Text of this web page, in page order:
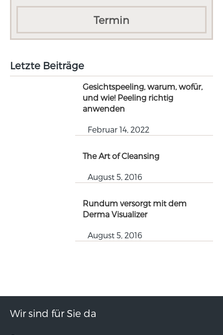
Termin
Letzte Beiträge
Gesichtspeeling, warum, wofür,
und wie! Peeling richtig
anwenden
Februar 14, 2022
The Art of Cleansing
August 5, 2016
Rundum versorgt mit dem
Derma Visualizer
August 5, 2016
Wir sind für Sie da